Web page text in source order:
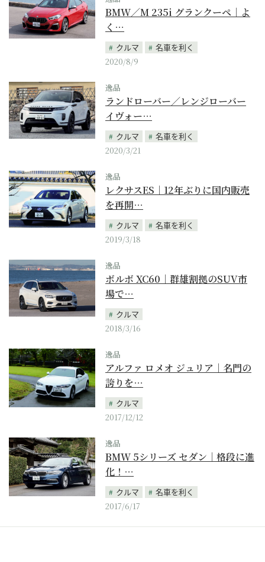
BMW／M 235i グランクーペ｜よ
く…
クルマ
名車を利く
2020/8/9
逸品
ランドローバー／レンジローバー
イヴォー…
クルマ
名車を利く
2020/3/21
逸品
レクサスES｜12年ぶりに国内販売
を再開…
クルマ
名車を利く
2019/3/18
逸品
ボルボ XC60｜群雄割拠のSUV市
場で…
クルマ
2018/3/16
逸品
アルファ ロメオ ジュリア｜名門の
誇りを…
クルマ
2017/12/12
逸品
BMW 5シリーズ セダン｜格段に進
化！…
クルマ
名車を利く
2017/6/17